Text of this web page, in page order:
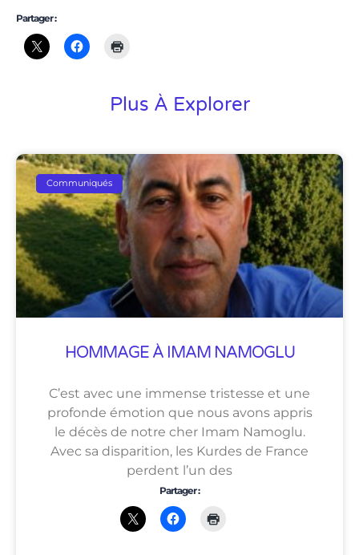
Partager :
Plus À Explorer
Communiqués
HOMMAGE À IMAM NAMOGLU
C’est avec une immense tristesse et une
profonde émotion que nous avons appris
le décès de notre cher Imam Namoglu.
Avec sa disparition, les Kurdes de France
perdent l’un des
Partager :